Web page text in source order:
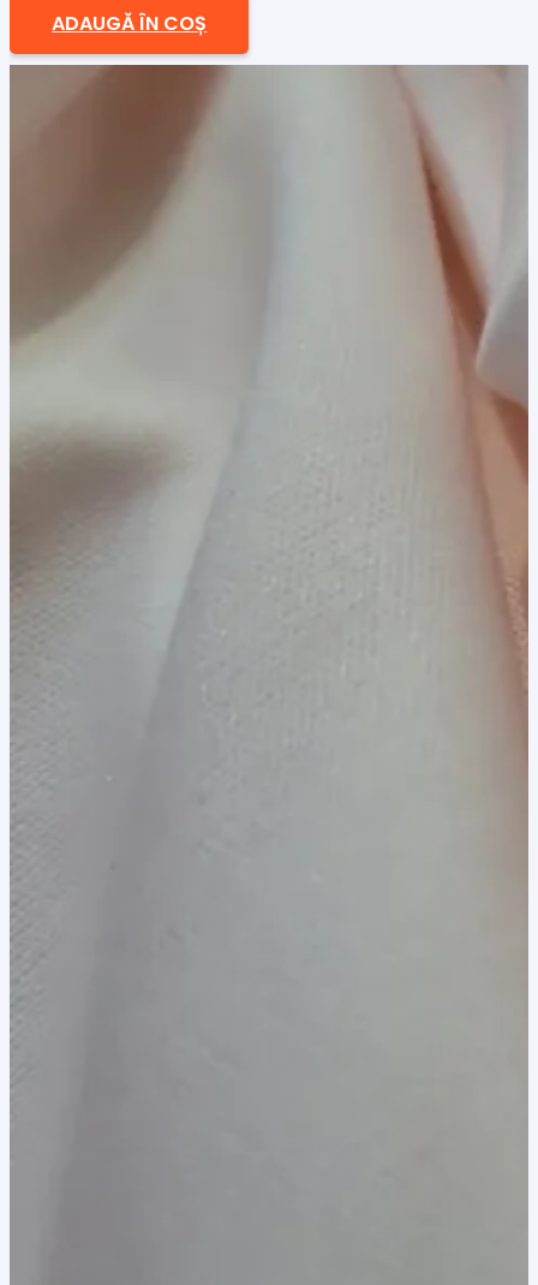
inițial
a
curent
este:
ADAUGĂ ÎN COȘ